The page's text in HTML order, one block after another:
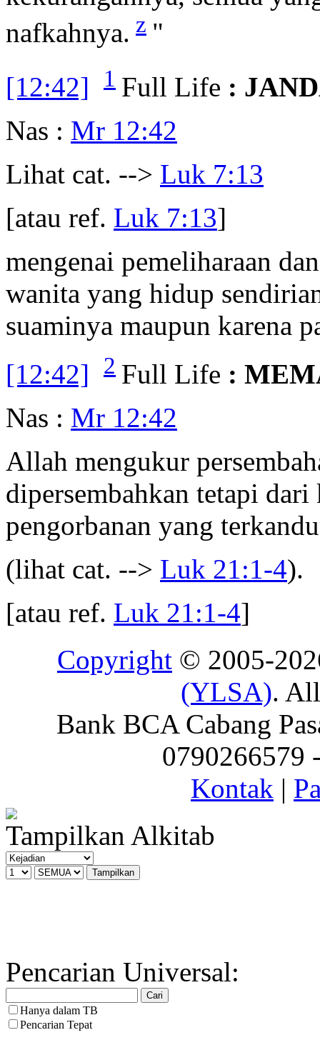
nafkahnya. z "
[12:42]
1 Full Life :
Nas : Mr 12:42
Lihat cat. --> Luk 7:13
[atau ref. Luk 7:13]
mengenai pemeliharaan
wanita yang hidup
suaminya maupun karena
[12:42]
2 Full Life :
Nas : Mr 12:42
Allah mengukur
dipersembahkan tetapi
pengorbanan yang
(lihat cat. --> Luk 21:1-4).
[atau ref. Luk 21:1-4]
Copyright © 2005-
(YLSA).
Bank BCA Cabang
0790266579
Kontak |
Tampilkan Alkitab
Pencarian Universal:
Hanya dalam TB
Pencarian Tepat